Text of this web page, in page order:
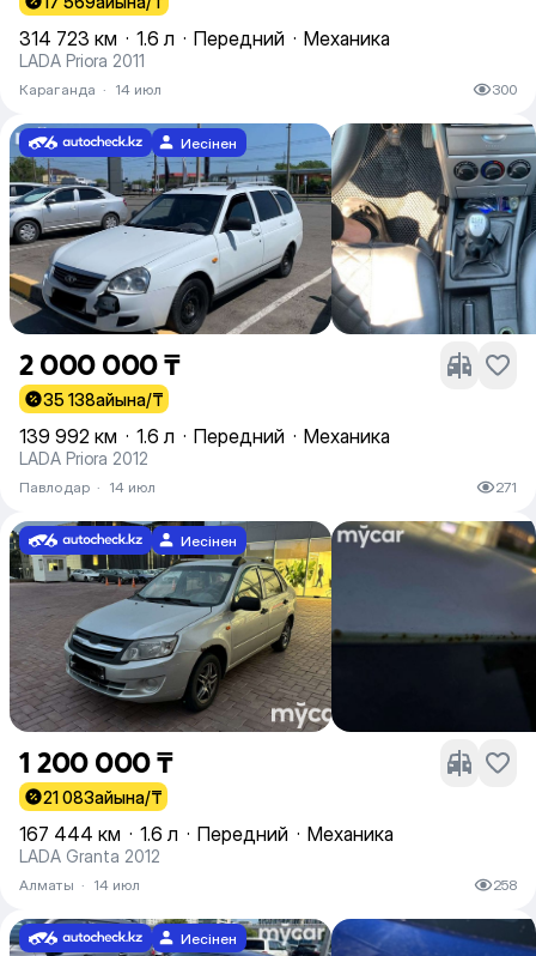
314 723 км · 1.6 л · Передний · Механика
LADA Priora 2011
Караганда · 14 июл 300
Иесінен
2 000 000 ₸
35 138айына/₸
139 992 км · 1.6 л · Передний · Механика
LADA Priora 2012
Павлодар · 14 июл 271
Иесінен
1 200 000 ₸
21 083айына/₸
167 444 км · 1.6 л · Передний · Механика
LADA Granta 2012
Алматы · 14 июл 258
Иесінен